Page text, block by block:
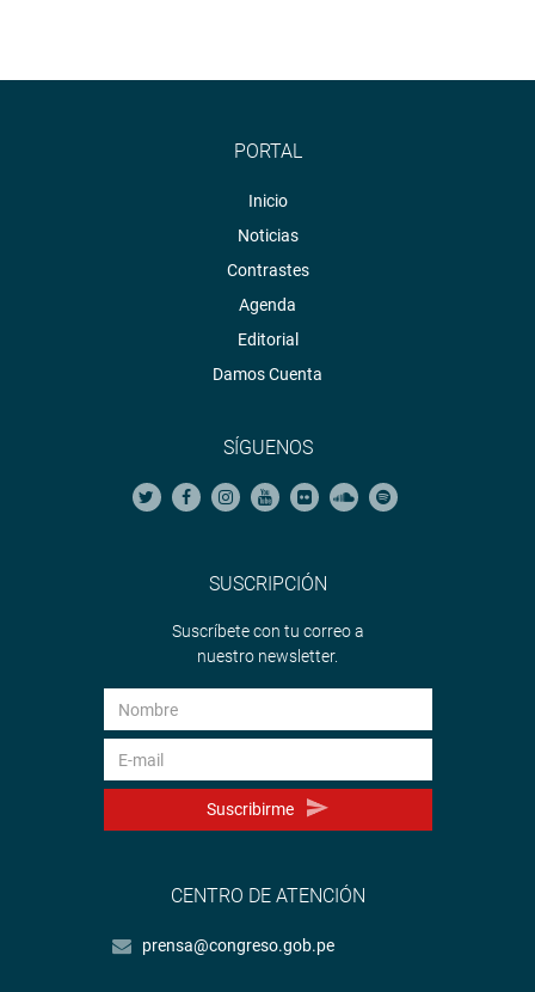
PORTAL
Inicio
Noticias
Contrastes
Agenda
Editorial
Damos Cuenta
SÍGUENOS
SUSCRIPCIÓN
Suscríbete con tu correo a
nuestro newsletter.
Suscribirme
CENTRO DE ATENCIÓN
prensa@congreso.gob.pe